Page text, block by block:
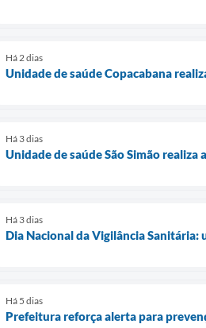
Há 2 dias
Unidade de saúde Copacabana
Há 3 dias
Unidade de saúde São Simão
Há 3 dias
Dia Nacional da Vigilância
Há 5 dias
Prefeitura reforça alerta para